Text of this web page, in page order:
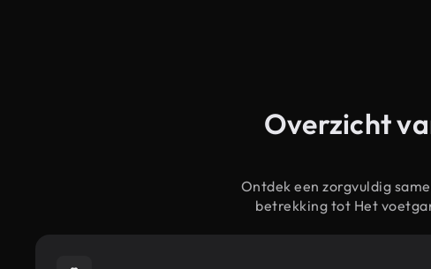
Overzicht
Ontdek een zorgvuldig
betrekking tot Het